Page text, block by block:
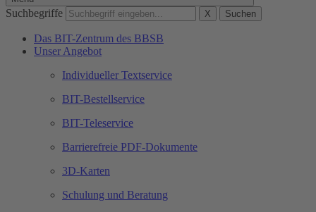
Suchbegriffe X Suchen
Das BIT-Zentrum des BBSB
Unser Angebot
Individueller Textservice
BIT-Bestellservice
BIT-Teleservice
Barrierefreie PDF-Dokumente
3D-Karten
Schulung und Beratung